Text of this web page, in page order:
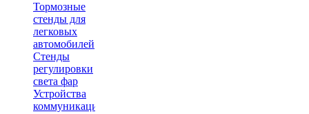
Тормозные
стенды для
легковых
автомобилей
Стенды
регулировки
света фар
Устройства
коммуникации